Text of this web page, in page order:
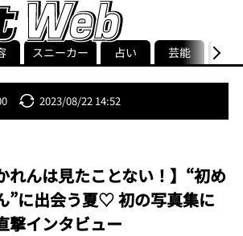
smart最新号
記事一覧ランキング
ストリ
スニーカー 占い 芸能 グル
2023/08/22 14:52
れんは見たことない！】“初め
”に出会う夏♡ 初の写真集に
撃インタビュー